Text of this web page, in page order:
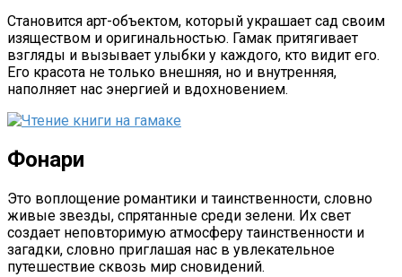
Становится арт-объектом, который украшает сад своим
изяществом и оригинальностью. Гамак притягивает
взгляды и вызывает улыбки у каждого, кто видит его.
Его красота не только внешняя, но и внутренняя,
наполняет нас энергией и вдохновением.
Фонари
Это воплощение романтики и таинственности, словно
живые звезды, спрятанные среди зелени. Их свет
создает неповторимую атмосферу таинственности и
загадки, словно приглашая нас в увлекательное
путешествие сквозь мир сновидений.